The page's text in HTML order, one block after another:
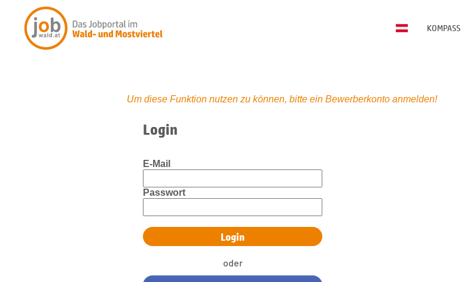
KOMPASS
Um diese Funktion nutzen zu können, bitte ein Bewerberkonto anmelden!
Login
E-Mail
Passwort
oder